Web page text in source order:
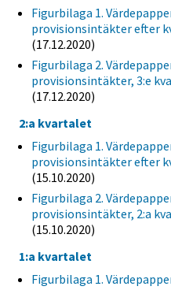
Figurbilaga 1.
provisionsintäkter efter
(17.12.2020)
Figurbilaga 2.
provisionsintäkter, 3:e
(17.12.2020)
2:a kvartalet
Figurbilaga 1.
provisionsintäkter efter
(15.10.2020)
Figurbilaga 2.
provisionsintäkter, 2:a
(15.10.2020)
1:a kvartalet
Figurbilaga 1.